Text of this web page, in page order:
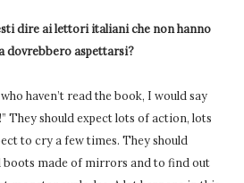
dire ai lettori italiani che non hanno
dovrebbero aspettarsi?
haven’t read the book, I would say
They should expect lots of action, lots
to cry a few times. They should
boots made of mirrors and to find out